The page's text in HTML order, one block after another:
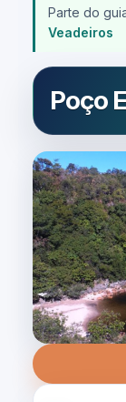
Parte do
Veadeiros
Poço